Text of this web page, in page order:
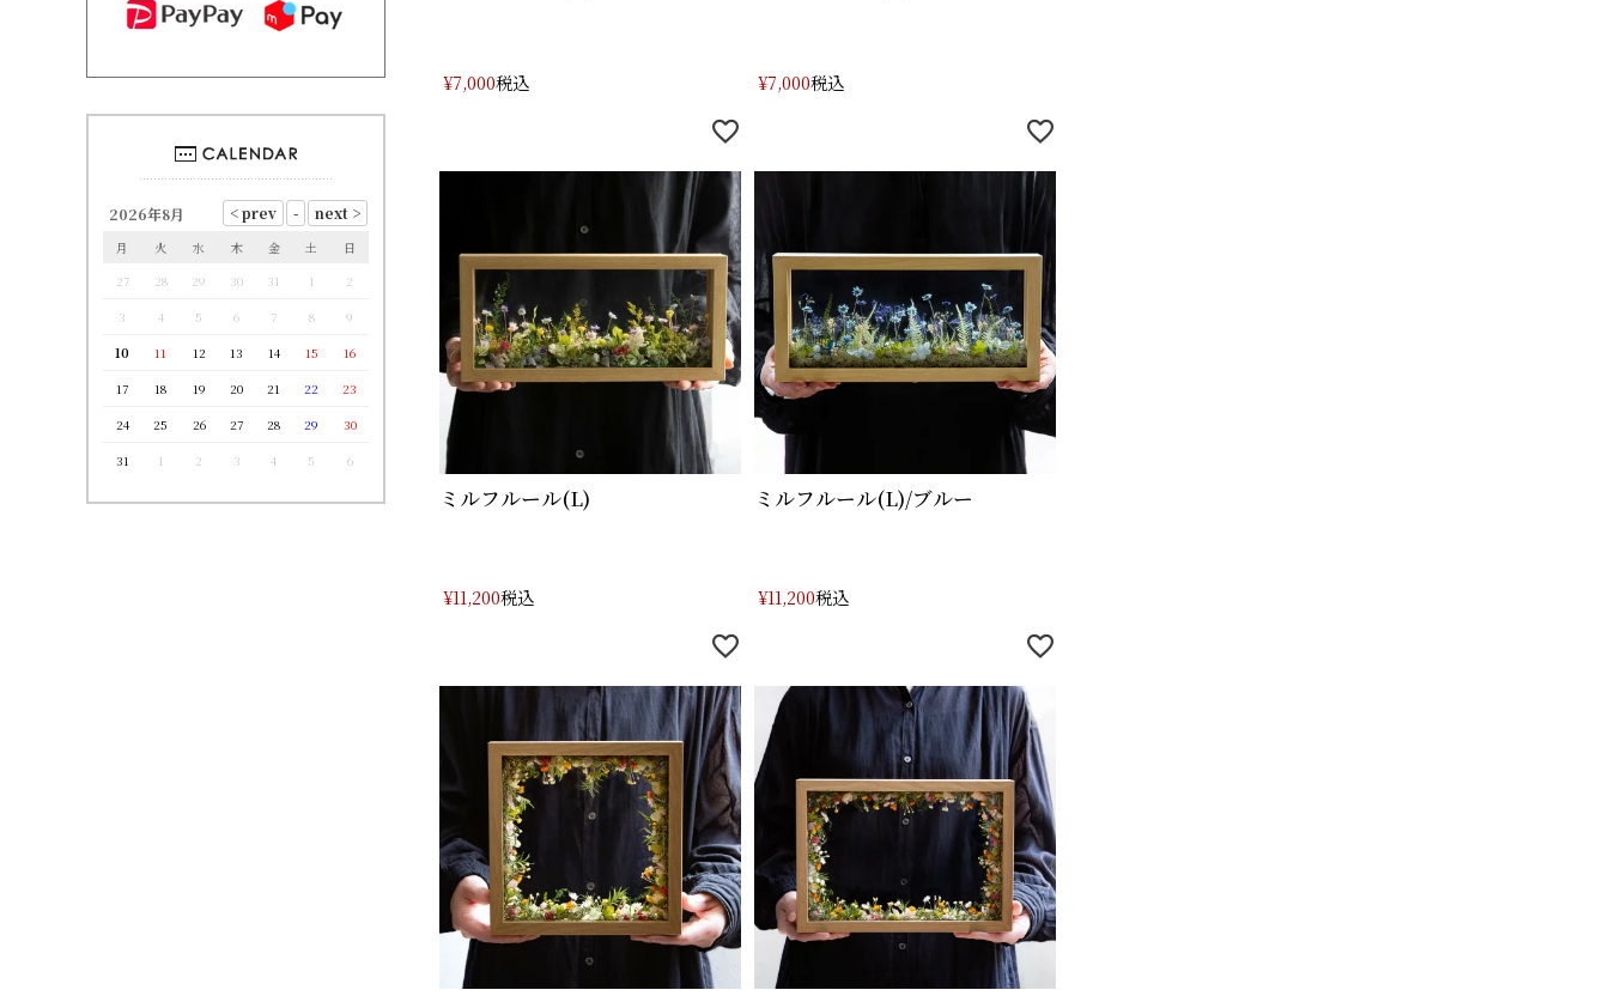
2026年8月
月 火 水 木 金 土
日
27
28 29 30 31 1
2
3
4 5 6 7 8
9
10
11 12 13 14 15
16
17
18 19 20 21 22
23
24
25 26 27 28 29
30
31
1 2 3 4 5 6
¥7,000税込 ¥7,000税込
ミルフルール(L)
¥11,200税込
ミルフルール(L)/ブルー
¥11,200税込